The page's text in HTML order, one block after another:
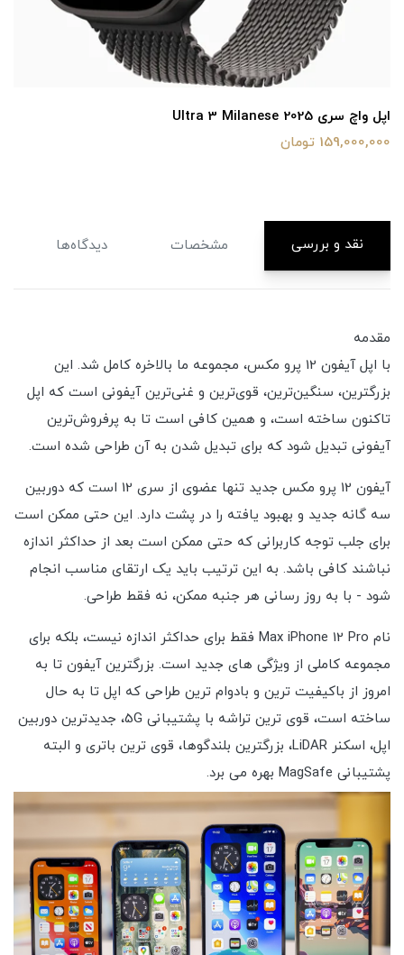
کابل اپل تایپ سی به تایپ سی
2,800,000 تومان
نقد و بررسی مشخصات دیدگاه‌ها
مقدمه
با اپل آیفون 12 پرو مکس، مجموعه ما بالاخره کامل شد. این
بزرگترین، سنگین‌ترین، قوی‌ترین و غنی‌ترین آیفونی است که اپل
تاکنون ساخته است، و همین کافی است تا به پرفروش‌ترین
آیفونی تبدیل شود که برای تبدیل شدن به آن طراحی شده است.
آیفون 12 پرو مکس جدید تنها عضوی از سری 12 است که دوربین
سه گانه جدید و بهبود یافته را در پشت دارد. این حتی ممکن است
برای جلب توجه کاربرانی که حتی ممکن است بعد از حداکثر اندازه
نباشند کافی باشد. به این ترتیب باید یک ارتقای مناسب انجام
شود - با به روز رسانی هر جنبه ممکن، نه فقط طراحی.
نام Max iPhone 12 Pro فقط برای حداکثر اندازه نیست، بلکه برای
مجموعه کاملی از ویژگی های جدید است. بزرگترین آیفون تا به
امروز از باکیفیت ترین و بادوام ترین طراحی که اپل تا به حال
ساخته است، قوی ترین تراشه با پشتیبانی 5G، جدیدترین دوربین
اپل، اسکنر LiDAR، بزرگترین بلندگوها، قوی ترین باتری و البته
پشتیبانی MagSafe بهره می برد.